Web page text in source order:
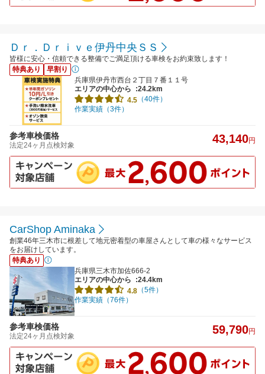
Ｄｒ．Ｄｒｉｖｅ伊丹中央ＳＳ
皆様に安心・信頼できる整備でご満足頂ける車検をお約束致します！
特典あり
早割り
兵庫県伊丹市西台２丁目７番１１号
エリアの中心から
:24.2km
4.5 （40件）
作業実績（3件）
参考車検価格
法定24ヶ月点検対象 43,140円
CarShop Aminaka
創業46年三木市に根差して地元密着型の車屋さんとして車の様々なサービス
をお届けしています。
特典あり
兵庫県三木市加佐666-2
エリアの中心から
:24.4km
4.8 （5件）
作業実績（76件）
参考車検価格
法定24ヶ月点検対象 59,790円